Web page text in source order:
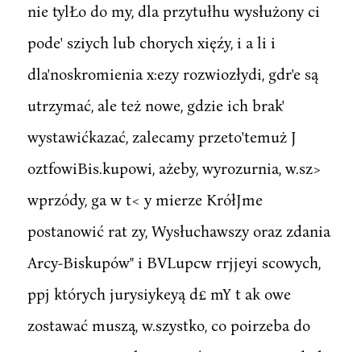
nie tylŁo do my, dla przytułhu wysłużony ci
pode' sziych lub chorych xięźy, i a li i
dla'noskromienia x:ezy rozwiozłydi, gdr'e są
utrzymać, ale też nowe, gdzie ich brak'
wystawićkazać, zalecamy przeto'temuż J
oztfowiBis.kupowi, ażeby, wyrozurnia, w.sz>
wprzódy, ga w t< y mierze KrółJme
postanowić rat zy, Wysłuchawszy oraz zdania
Arcy-Biskupów" i BVLupcw rrjjeyi scowych,
ppj których jurysiykeyą d£ mY t ak owe
zostawać muszą, w.szystko, co poirzeba do